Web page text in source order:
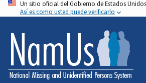
Pasar
al
contenido
principal
Un sitio oficial del Gobierno de Estados
Así es como usted puede verificarlo